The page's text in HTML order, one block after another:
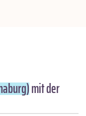
mit der